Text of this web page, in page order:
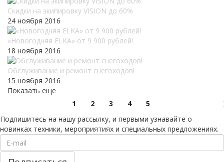
Скидки на экипировку VISION до 60%
24 ноября 2016
«Новогодняя ELKA» от 9 900 рублей!
18 ноября 2016
Обслуживание и ремонт снегоходов!
15 ноября 2016
Показать еще
1
2 3 4
5
Подпишитесь на нашу рассылку, и первыми узнавайте о
новинках техники, мероприятиях и специальных предложениях.